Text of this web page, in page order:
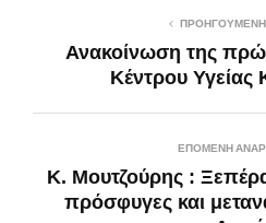
ΠΡΟΗΓΟΎΜΕΝΗ
Ανακοίνωση της
Κέντρου
ΕΠΌΜΕΝΗ
Κ. Μουτζούρης :
πρόσφυγες και